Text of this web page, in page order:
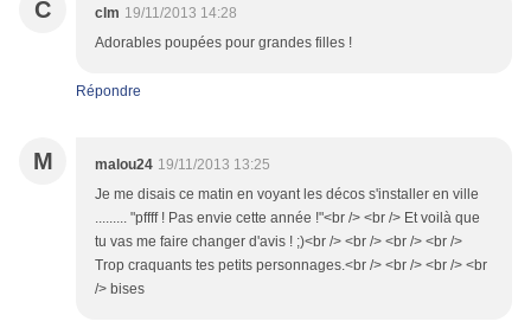
C clm 19/11/2013 14:28
Adorables poupées pour grandes filles !
Répondre
M malou24 19/11/2013 13:25
Je me disais ce matin en voyant les décos s'installer en ville
......... "pffff ! Pas envie cette année !"<br /> <br /> Et voilà que
tu vas me faire changer d'avis ! ;)<br /> <br /> <br /> <br />
Trop craquants tes petits personnages.<br /> <br /> <br /> <br
/> bises